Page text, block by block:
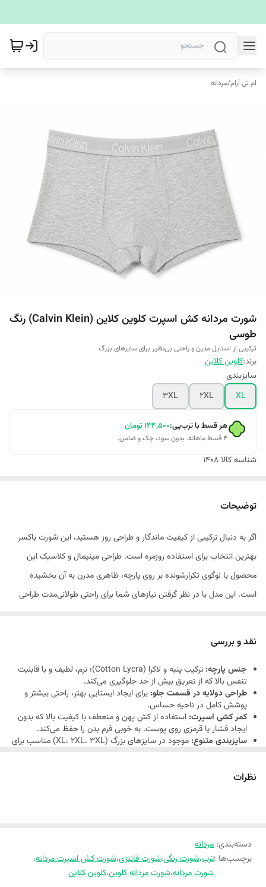
ام تی آرام/مردانه
شورت مردانه کش اسپرت کلوین کلاین (Calvin Klein) رنگ
طوسی
ترکیبی از استایل مدرن و راحتی بی‌نظیر برای سایزهای بزرگ
برند:کلوین کلاین
سایزبندی
XL
2XL
3XL
هر قسط با ترب‌پی:۱۴۴٬۵۰۰تومان
۴ قسط ماهانه. بدون سود، چک و ضامن.
شناسه کالا1408
توضیحات
اگر به دنبال ترکیبی از کیفیت ماندگار و طراحی روز هستید، این شورت باکسر
بهترین انتخاب برای استفاده روزمره است. طراحی مینیمال و کلاسیک این
محصول با لوگوی تکرارشونده بر روی پارچه، ظاهری مدرن به آن بخشیده
است. این مدل با در نظر گرفتن نیازهای شما برای راحتی طولانی‌مدت طراحی
است.
نقد و بررسی
جنس پارچه:
ترکیب پنبه و لاکرا (Cotton Lycra)؛ نرم، لطیف و با قابلیت
تنفس بالا که از تعریق بیش از حد جلوگیری می‌کند.
طراحی دولایه در قسمت جلو: برای ایجاد ایستایی بهتر، راحتی بیشتر و
پوشش کامل در ناحیه حساس.
کمر کشی اسپرت: استفاده از کش پهن و منعطف با کیفیت بالا که بدون
ایجاد فشار یا قرمزی روی پوست، به خوبی فرم بدن را حفظ می‌کند.
سایزبندی متنوع:
موجود در سایزهای بزرگ (XL، 2XL، 3XL) مناسب برای
کشسانی عالی:
نظرات
دسته‌بندی: مردانه
برچسب‌ها :ترب،شورت رنگی،شورت فانتزی،شورت کش اسپرت مردانه،
شورت مردانه،شورت مردانه کلوین،کلوین کلاین